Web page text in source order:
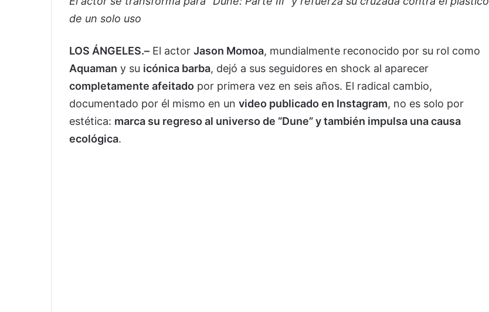
de un solo uso
LOS ÁNGELES.– El actor Jason Momoa, mundialmente reconocido por su rol como
Aquaman y su icónica barba, dejó a sus seguidores en shock al aparecer
completamente afeitado por primera vez en seis años. El radical cambio,
documentado por él mismo en un video publicado en Instagram, no es solo por
estética: marca su regreso al universo de “Dune” y también impulsa una causa
ecológica.